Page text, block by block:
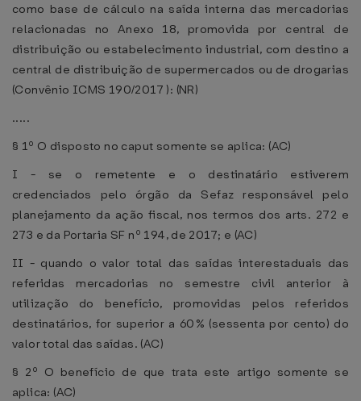
como base de cálculo na saída interna das mercadorias
relacionadas no Anexo 18, promovida por central de
distribuição ou estabelecimento industrial, com destino a
central de distribuição de supermercados ou de drogarias
(Convênio ICMS 190/2017 ): (NR)
.....
§ 1º O disposto no caput somente se aplica: (AC)
I - se o remetente e o destinatário estiverem
credenciados pelo órgão da Sefaz responsável pelo
planejamento da ação fiscal, nos termos dos arts. 272 e
273 e da Portaria SF nº 194, de 2017; e (AC)
II - quando o valor total das saídas interestaduais das
referidas mercadorias no semestre civil anterior à
utilização do benefício, promovidas pelos referidos
destinatários, for superior a 60% (sessenta por cento) do
valor total das saídas. (AC)
§ 2º O benefício de que trata este artigo somente se
aplica: (AC)